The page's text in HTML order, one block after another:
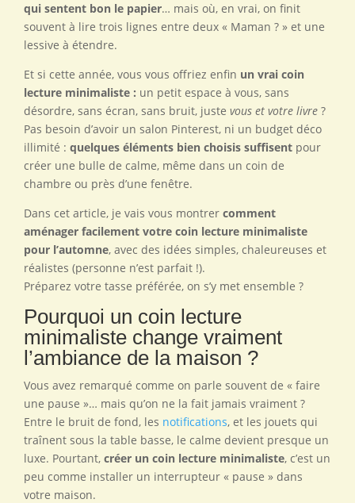
qui sentent bon le papier… mais où, en vrai, on finit
souvent à lire trois lignes entre deux « Maman ? » et une
lessive à étendre.
Et si cette année, vous vous offriez enfin un vrai coin
lecture minimaliste : un petit espace à vous, sans
désordre, sans écran, sans bruit, juste vous et votre livre ?
Pas besoin d’avoir un salon Pinterest, ni un budget déco
illimité : quelques éléments bien choisis suffisent pour
créer une bulle de calme, même dans un coin de
chambre ou près d’une fenêtre.
Dans cet article, je vais vous montrer comment
aménager facilement votre coin lecture minimaliste
pour l’automne, avec des idées simples, chaleureuses et
réalistes (personne n’est parfait !).
Préparez votre tasse préférée, on s’y met ensemble ?
Pourquoi un coin lecture
minimaliste change vraiment
l’ambiance de la maison ?
Vous avez remarqué comme on parle souvent de « faire
une pause »… mais qu’on ne la fait jamais vraiment ?
Entre le bruit de fond, les notifications, et les jouets qui
traînent sous la table basse, le calme devient presque un
luxe. Pourtant, créer un coin lecture minimaliste, c’est un
peu comme installer un interrupteur « pause » dans
votre maison.